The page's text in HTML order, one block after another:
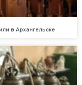
в Архангельске